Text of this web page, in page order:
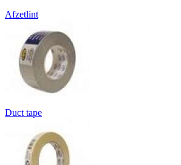
Afzetlint
Duct tape